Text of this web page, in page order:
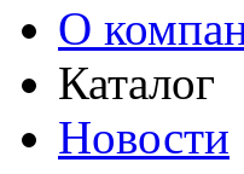
О
Каталог
Новости